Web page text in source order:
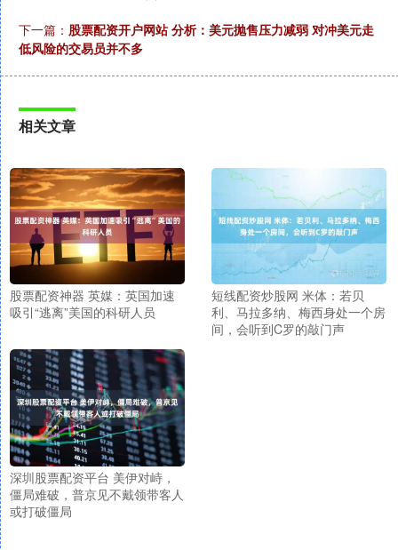
下一篇： 股票配资开户网站 分析：美元抛售压力减弱 对冲美元走
低风险的交易员并不多
相关文章
股票配资神器 英媒：英国加速
吸引“逃离”美国的科研人员
短线配资炒股网 米体：若贝
利、马拉多纳、梅西身处一个房
间，会听到C罗的敲门声
深圳股票配资平台 美伊对峙，
僵局难破，普京见不戴领带客人
或打破僵局